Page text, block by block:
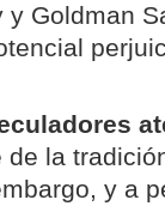
y Goldman
de la
y a